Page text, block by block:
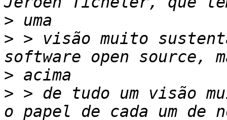
>
> > visão muito
>
> > de tudo um visão